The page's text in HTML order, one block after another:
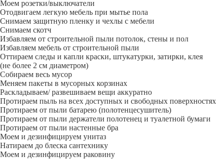
Моем розетки/выключатели
Отодвигаем легкую мебель при мытье пола
Снимаем защитную пленку и чехлы с мебели
Снимаем скотч
Избавляем от строительной пыли потолок, стены и пол
Избавляем мебель от строительной пыли
Оттираем следы и капли краски, штукатурки, затирки, клея
(не более 2 см диаметром)
Собираем весь мусор
Меняем пакеты в мусорных корзинах
Раскладываем/ развешиваем вещи аккуратно
Протираем пыль на всех доступных и свободных поверхностях
Протираем от пыли батарею (полотенцесушитель)
Протираем от пыли держатели полотенец и туалетной бумаги
Протираем от пыли настенные бра
Моем и дезинфицируем унитаз
Натираем до блеска сантехнику
Моем и дезинфицируем раковину